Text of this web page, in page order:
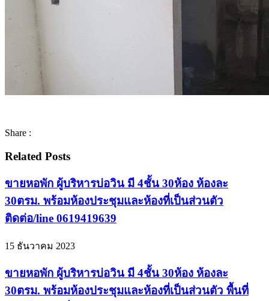
Share :
Related Posts
ขายหอพัก ผู้บริหารบ่อวิน มี 4ชั้น 30ห้อง ห้องละ
30ตรม. พร้อมห้องประชุมและห้องที่เป็นส่วนตัว
ติดต่อ/line 0619419639
15 ธันวาคม 2023
ขายหอพัก ผู้บริหารบ่อวิน มี 4ชั้น 30ห้อง ห้องละ
30ตรม. พร้อมห้องประชุมและห้องที่เป็นส่วนตัว พื้นที่